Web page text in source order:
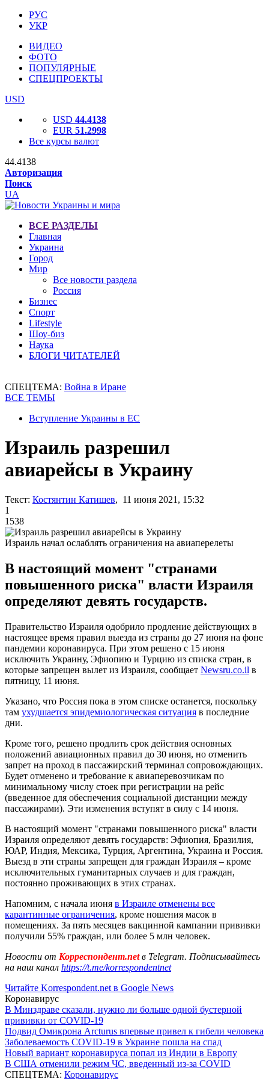
РУС
УКР
ВИДЕО
ФОТО
ПОПУЛЯРНЫЕ
СПЕЦПРОЕКТЫ
USD
USD 44.4138
EUR 51.2998
Все курсы валют
44.4138
Авторизация
Поиск
UA
ВСЕ РАЗДЕЛЫ
Главная
Украина
Город
Мир
Все новости раздела
Россия
Бизнес
Спорт
Lifestyle
Шоу-биз
Наука
БЛОГИ ЧИТАТЕЛЕЙ
СПЕЦТЕМА: Война в Иране
ВСЕ ТЕМЫ
Вступление Украины в ЕС
Израиль разрешил
авиарейсы в Украину
Текст: Костянтин Катишев, 11 июня 2021, 15:32
1
1538
Израиль начал ослаблять ограничения на авиаперелеты
В настоящий момент "странами
повышенного риска" власти Израиля
определяют девять государств.
Правительство Израиля одобрило продление действующих в
настоящее время правил выезда из страны до 27 июня на фоне
пандемии коронавируса. При этом решено с 15 июня
исключить Украину, Эфиопию и Турцию из списка стран, в
которые запрещен вылет из Израиля, сообщает Newsru.co.il в
пятницу, 11 июня.
Указано, что Россия пока в этом списке останется, поскольку
там ухудшается эпидемиологическая ситуация в последние
дни.
Кроме того, решено продлить срок действия основных
положений авиационных правил до 30 июня, но отменить
запрет на проход в пассажирский терминал сопровождающих.
Будет отменено и требование к авиаперевозчикам по
минимальному числу стоек при регистрации на рейс
(введенное для обеспечения социальной дистанции между
пассажирами). Эти изменения вступят в силу с 14 июня.
В настоящий момент "странами повышенного риска" власти
Израиля определяют девять государств: Эфиопия, Бразилия,
ЮАР, Индия, Мексика, Турция, Аргентина, Украина и Россия.
Выезд в эти страны запрещен для граждан Израиля – кроме
исключительных гуманитарных случаев и для граждан,
постоянно проживающих в этих странах.
Напомним, с начала июня в Израиле отменены все
карантинные ограничения, кроме ношения масок в
помещениях. За пять месяцев вакцинной кампании прививки
получили 55% граждан, или более 5 млн человек.
Новости от Корреспондент.netв Telegram. Подписывайтесь
на наш канал https://t.me/korrespondentnet
Читайте Korrespondent.net в Google News
Коронавирус
В Минздраве сказали, нужно ли больше одной бустерной
прививки от COVID-19
Подвид Омикрона Arcturus впервые привел к гибели человека
Заболеваемость COVID-19 в Украине пошла на спад
Новый вариант коронавируса попал из Индии в Европу
В США отменили режим ЧС, введенный из-за COVID
СПЕЦТЕМА: Коронавирус